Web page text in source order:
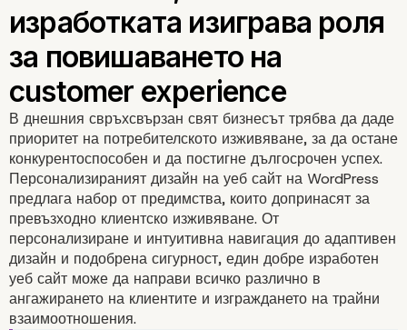
Интегриране на обратната
с клиентите:
В днешния свръхсвързан свят бизнесът трябва да даде
приоритет на потребителското изживяване, за да остане
конкурентоспособен и да постигне дългосрочен успех.
Персонализираният дизайн на уеб сайт на WordPress
предлага набор от предимства, които допринасят за
превъзходно клиентско изживяване. От
персонализиране и интуитивна навигация до адаптивен
дизайн и подобрена сигурност, един добре изработен
уеб сайт може да направи всичко различно в
ангажирането на клиентите и изграждането на трайни
взаимоотношения.